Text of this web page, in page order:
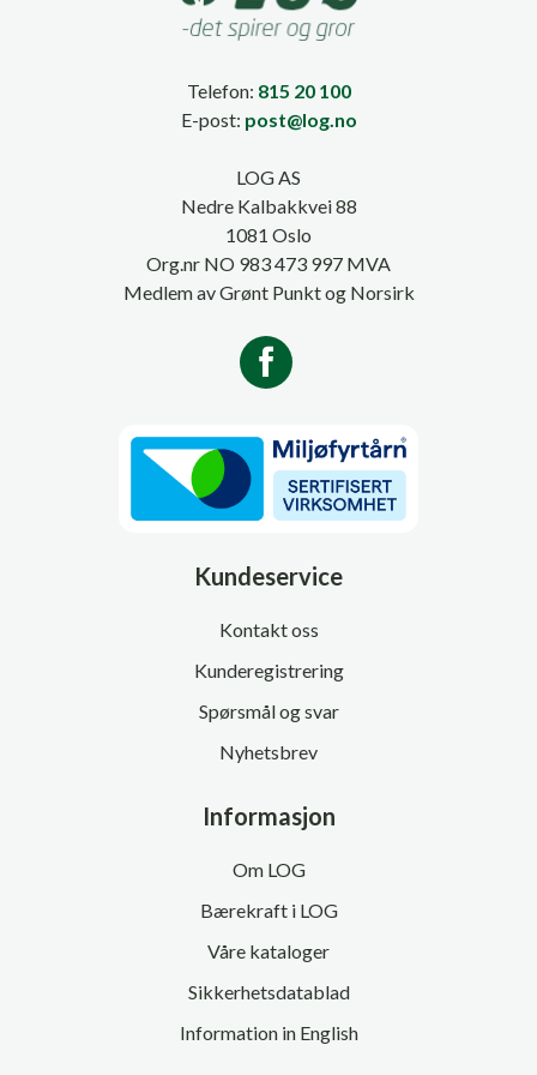
Telefon: 815 20 100
E-post: post@log.no
LOG AS
Nedre Kalbakkvei 88
1081 Oslo
Org.nr NO 983 473 997 MVA
Medlem av Grønt Punkt og Norsirk
Kundeservice
Kontakt oss
Kunderegistrering
Spørsmål og svar
Nyhetsbrev
Informasjon
Om LOG
Bærekraft i LOG
Våre kataloger
Sikkerhetsdatablad
Information in English